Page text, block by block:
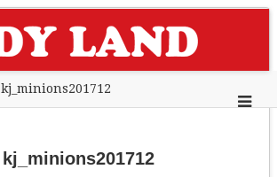
kj_minions201712
kj_minions201712